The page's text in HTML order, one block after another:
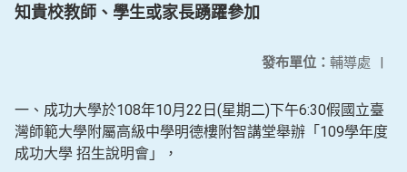
知貴校教師、學生或家長踴躍參加
發布單位： 輔導處 |
一、成功大學於108年10月22日(星期二)下午6:30假國立臺
灣師範大學附屬高級中學明德樓附智講堂舉辦「109學年度
成功大學 招生說明會」，